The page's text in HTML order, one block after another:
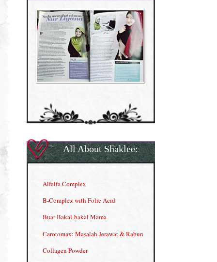
All About Shaklee:
Alfalfa Complex
B-Complex with Folic Acid
Buat Bakal-bakal Mama
Carotomax: Masalah Jerawat & Rabun
Collagen Powder